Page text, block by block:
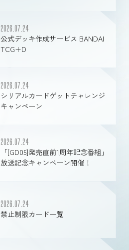
2026.07.24
公式デッキ作成サービス BANDAI
TCG+D
2026.07.24
シリアルカードゲットチャレンジ
キャンペーン
2026.07.24
「[GD05]発売直前1周年記念番組」
放送記念キャンペーン開催！
2026.07.24
禁止制限カード一覧